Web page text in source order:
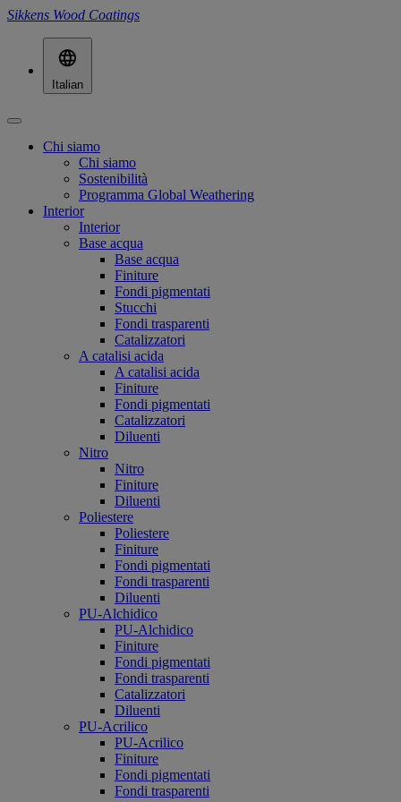
Sikkens Wood Coatings
Italian
Chi siamo
Chi siamo
Sostenibilità
Programma Global Weathering
Interior
Interior
Base acqua
Base acqua
Finiture
Fondi pigmentati
Stucchi
Fondi trasparenti
Catalizzatori
A catalisi acida
A catalisi acida
Finiture
Fondi pigmentati
Catalizzatori
Diluenti
Nitro
Nitro
Finiture
Diluenti
Poliestere
Poliestere
Finiture
Fondi pigmentati
Fondi trasparenti
Diluenti
PU-Alchidico
PU-Alchidico
Finiture
Fondi pigmentati
Fondi trasparenti
Catalizzatori
Diluenti
PU-Acrilico
PU-Acrilico
Finiture
Fondi pigmentati
Fondi trasparenti